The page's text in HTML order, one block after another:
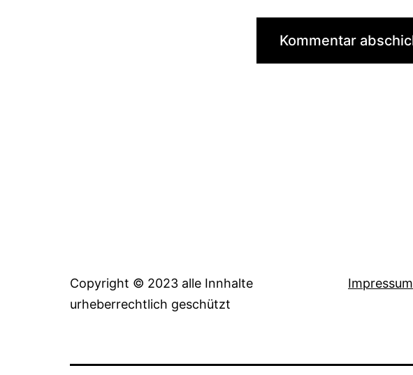
Copyright © 2023 alle Innhalte
urheberrechtlich geschützt
Impressum